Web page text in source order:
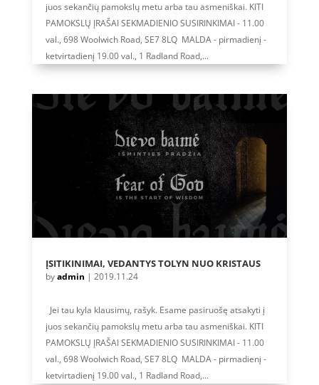
juos sekančių pamokslų metu arba tau asmeniškai. KITI
PAMOKSLŲ ĮRAŠAI SEKMADIENIO SUSIRINKIMAI - 11.00
val., 698 Woolwich Road, SE7 8LQ MALDA - pirmadienį -
ketvirtadienį 19.00 val., 1 Radland Road,...
ĮSITIKINIMAI, VEDANTYS TOLYN NUO KRISTAUS
byadmin | 2019.11.24
Jei tau kyla klausimų, rašyk. Esame pasiruošę atsakyti į
juos sekančių pamokslų metu arba tau asmeniškai. KITI
PAMOKSLŲ ĮRAŠAI SEKMADIENIO SUSIRINKIMAI - 11.00
val., 698 Woolwich Road, SE7 8LQ MALDA - pirmadienį -
ketvirtadienį 19.00 val., 1 Radland Road,...